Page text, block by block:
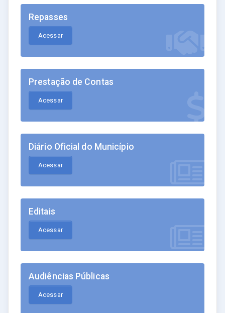
Repasses
Acessar
Prestação de Contas
Acessar
Diário Oficial do Município
Acessar
Editais
Acessar
Audiências Públicas
Acessar